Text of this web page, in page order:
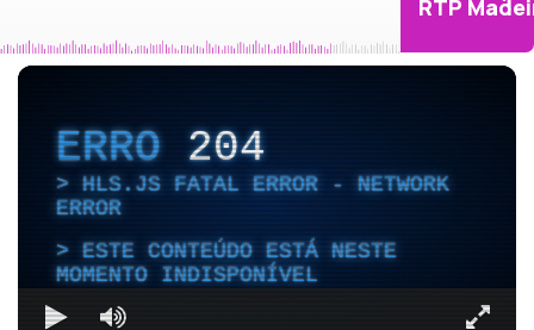
RTP
ERRO204
HLS.JS FATAL ERROR - NETWORK
ERROR
ESTE CONTEÚDO ESTÁ NESTE
MOMENTO INDISPONÍVEL